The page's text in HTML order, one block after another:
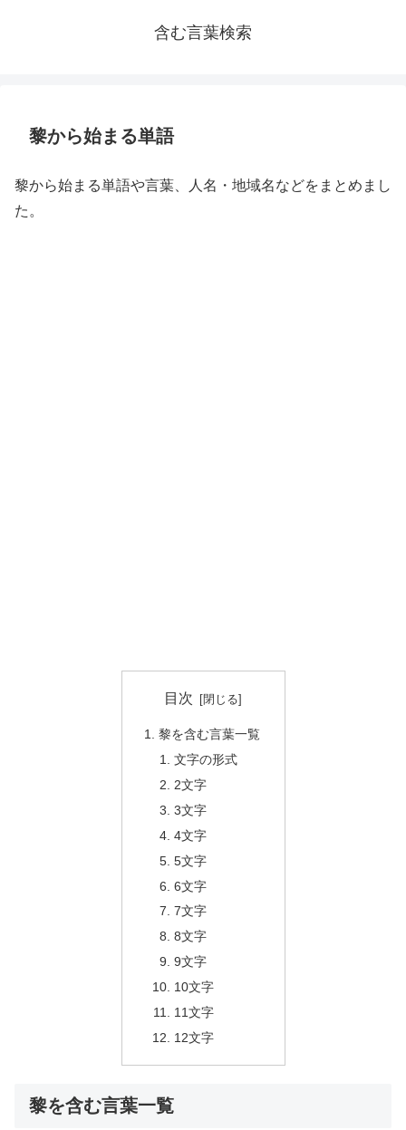
含む言葉検索
黎から始まる単語
黎から始まる単語や言葉、人名・地域名などをまとめまし
た。
目次
黎を含む言葉一覧
文字の形式
2文字
3文字
4文字
5文字
6文字
7文字
8文字
9文字
10文字
11文字
12文字
黎を含む言葉一覧